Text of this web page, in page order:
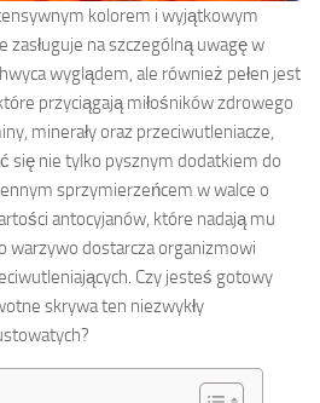
kolorem i wyjątkowym
na szczególną uwagę w
wyglądem, ale również pełen jest
przyciągają miłośników zdrowego
minerały oraz przeciwutleniacze,
się nie tylko pysznym dodatkiem do
sprzymierzeńcem w walce o
antocyjanów, które nadają mu
warzywo dostarcza organizmowi
Czy jesteś gotowy
skrywa ten niezwykły